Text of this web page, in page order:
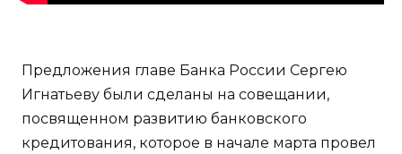
Предложения главе Банка России Сергею
Игнатьеву были сделаны на совещании,
посвященном развитию банковского
кредитования, которое в начале марта провел